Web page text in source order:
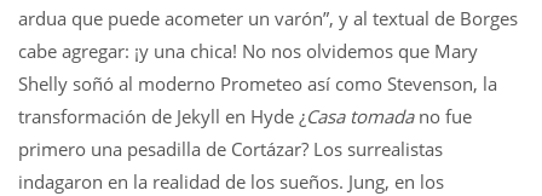
ardua que puede acometer un varón”, y al textual de Borges
cabe agregar: ¡y una chica! No nos olvidemos que Mary
Shelly soñó al moderno Prometeo así como Stevenson, la
transformación de Jekyll en Hyde ¿Casa tomada no fue
primero una pesadilla de Cortázar? Los surrealistas
indagaron en la realidad de los sueños. Jung, en los